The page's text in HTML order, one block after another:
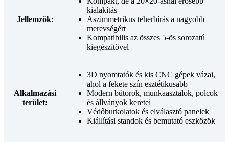
Jellemzők:
kialakítás
Aszimmetrikus teherbírás a nagyobb
merevségért
Kompatibilis az összes 5-ös sorozatú
kiegészítővel
Alkalmazási
terület:
3D nyomtatók és kis CNC gépek vázai,
ahol a fekete szín esztétikusabb
Modern bútorok, munkaasztalok, polcok
és állványok keretei
Védőburkolatok és elválasztó panelek
Kiállítási standok és bemutató eszközök